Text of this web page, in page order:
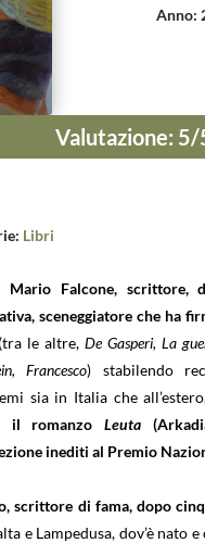
Anno:
Valutazione: 5/
Libri
Mario Falcone, scrittore,
sceneggiatore che ha
(tra le altre, De Gasperi, La
Francesco) stabilendo
sia in Italia che
il romanzoLeuta
inediti al Premio
scrittore di fama, dopo
e Lampedusa, dov’è nato